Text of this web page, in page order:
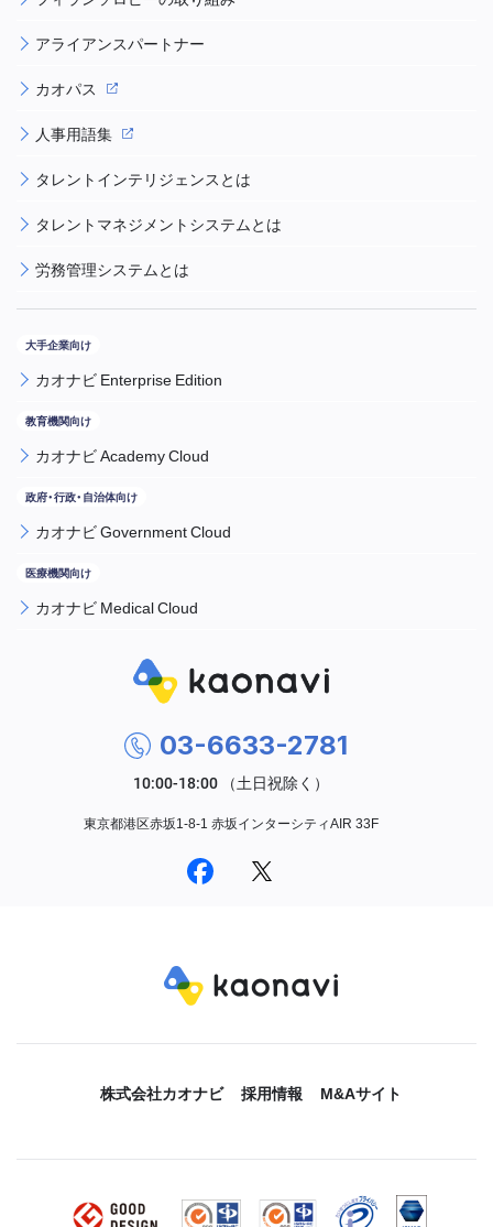
アライアンスパートナー
カオパス
人事用語集
タレントインテリジェンスとは
タレントマネジメントシステムとは
労務管理システムとは
カオナビ Enterprise Edition
カオナビ Academy Cloud
カオナビ Government Cloud
カオナビ Medical Cloud
03-6633-2781
東京都港区赤坂1-8-1 赤坂インターシティAIR 33F
株式会社カオナビ 採用情報 M&Aサイト